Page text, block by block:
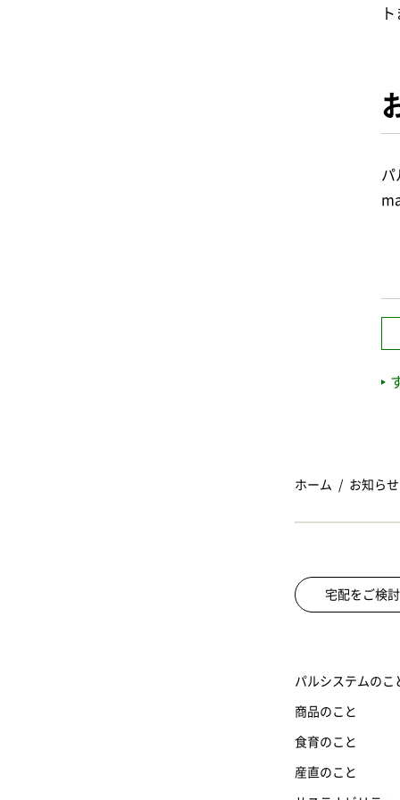
ホーム お知らせ
宅配をご検
パルシステムのこ
商品のこと
食育のこと
産直のこと